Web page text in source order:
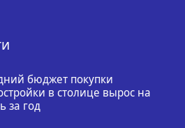
бюджет покупки
в столице вырос на
за год